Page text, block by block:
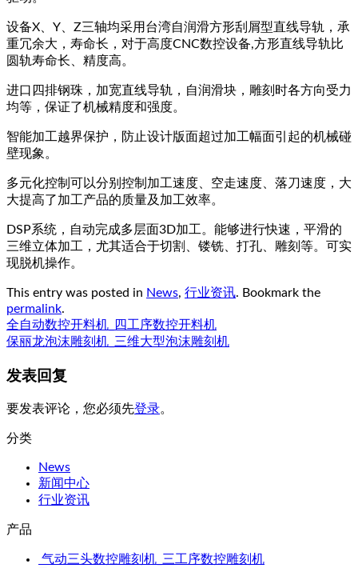
设备X、Y、Z三轴均采用台湾自润滑方形刮屑型直线导轨，承
重冗余大，寿命长，对于高度CNC数控设备,方形直线导轨比
圆轨寿命长、精度高。
进口四排钢珠，加宽直线导轨，自润滑块，雕刻时各方向受力
均等，保证了机械精度和强度。
智能加工越界保护，防止设计版面超过加工幅面引起的机械碰
壁现象。
多元化控制可以分别控制加工速度、空走速度、落刀速度，大
大提高了加工产品的质量及加工效率。
DSP系统，自动完成多层面3D加工。能够进行快速，平滑的
三维立体加工，尤其适合于切割、镂铣、打孔、雕刻等。可实
现脱机操作。
This entry was posted in News, 行业资讯. Bookmark the
permalink.
全自动数控开料机_四工序数控开料机
保丽龙泡沫雕刻机_三维大型泡沫雕刻机
发表回复
要发表评论，您必须先登录。
分类
News
新闻中心
行业资讯
产品
气动三头数控雕刻机_三工序数控雕刻机